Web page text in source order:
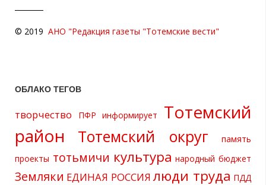
© 2019 АНО "Редакция газеты "Тотемские вести"
ОБЛАКО ТЕГОВ
творчество ПФР информирует
Тотемский
район
Тотемский округ
память
проекты тотьмичи культура народный бюджет
Земляки ЕДИНАЯ РОССИЯ люди труда ПДД